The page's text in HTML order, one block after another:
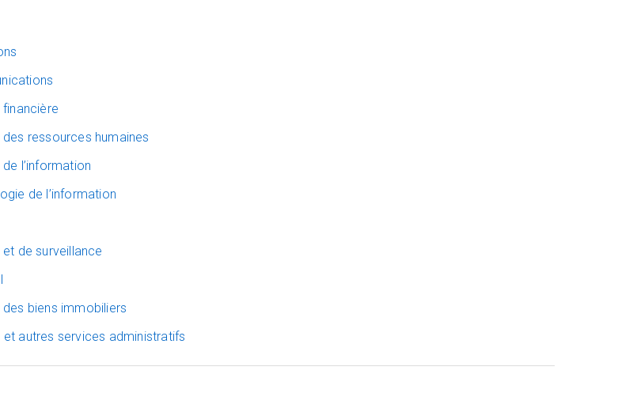
ressources humaines
l’information
de l’information
de surveillance
biens immobiliers
autres services administratifs